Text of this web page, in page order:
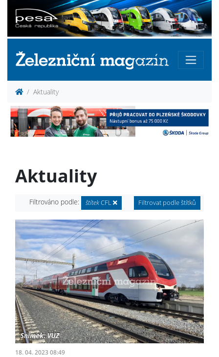
Aktuality
Aktuality
Filtrováno podle: štítekCFL Filtrovat podle štítků
18. 04. 2023 08:49